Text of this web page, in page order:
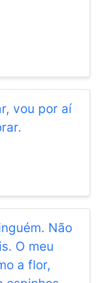
vou por aí
Não
O meu
a flor,